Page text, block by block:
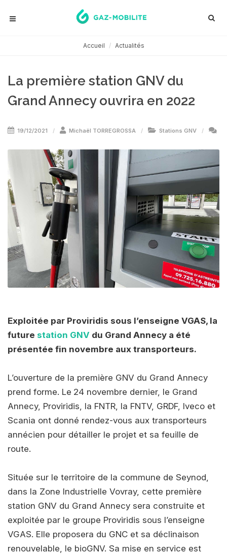
Accueil Actualités
La première station GNV du
Grand Annecy ouvrira en 2022
19/12/2021 Michaël TORREGROSSA Stations GNV
Exploitée par Proviridis sous l’enseigne VGAS, la
future station GNV du Grand Annecy a été
présentée fin novembre aux transporteurs.
L’ouverture de la première GNV du Grand Annecy
prend forme. Le 24 novembre dernier, le Grand
Annecy, Proviridis, la FNTR, la FNTV, GRDF, Iveco et
Scania ont donné rendez-vous aux transporteurs
annécien pour détailler le projet et sa feuille de
route.
Située sur le territoire de la commune de Seynod,
dans la Zone Industrielle Vovray, cette première
station GNV du Grand Annecy sera construite et
exploitée par le groupe Proviridis sous l’enseigne
VGAS. Elle proposera du GNC et sa déclinaison
renouvelable, le bioGNV. Sa mise en service est